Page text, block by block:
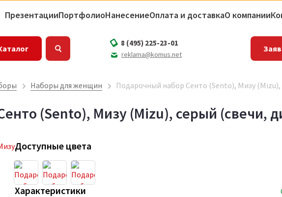
ПрезентацииПортфолиоНанесениеОплата и доставкаО компании
8 (495) 225-23-01
reklama@komus.net
Наборы для женщин Подарочный набор Сенто (Sento), Мизу
(Sento), Мизу (Mizu), серый (свечи,
Доступные цвета
Характеристики